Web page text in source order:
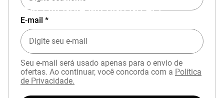
EXPERIÊNCIA MIZUNO NO APP
E-mail *
Seu e-mail será usado apenas para o envio de
ofertas. Ao continuar, você concorda com a Política
de Privacidade.